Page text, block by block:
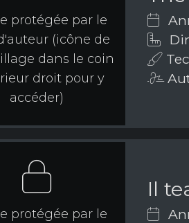
protégée par le
(icône de
dans le coin
droit pour y
accéder)
protégée par le
Il